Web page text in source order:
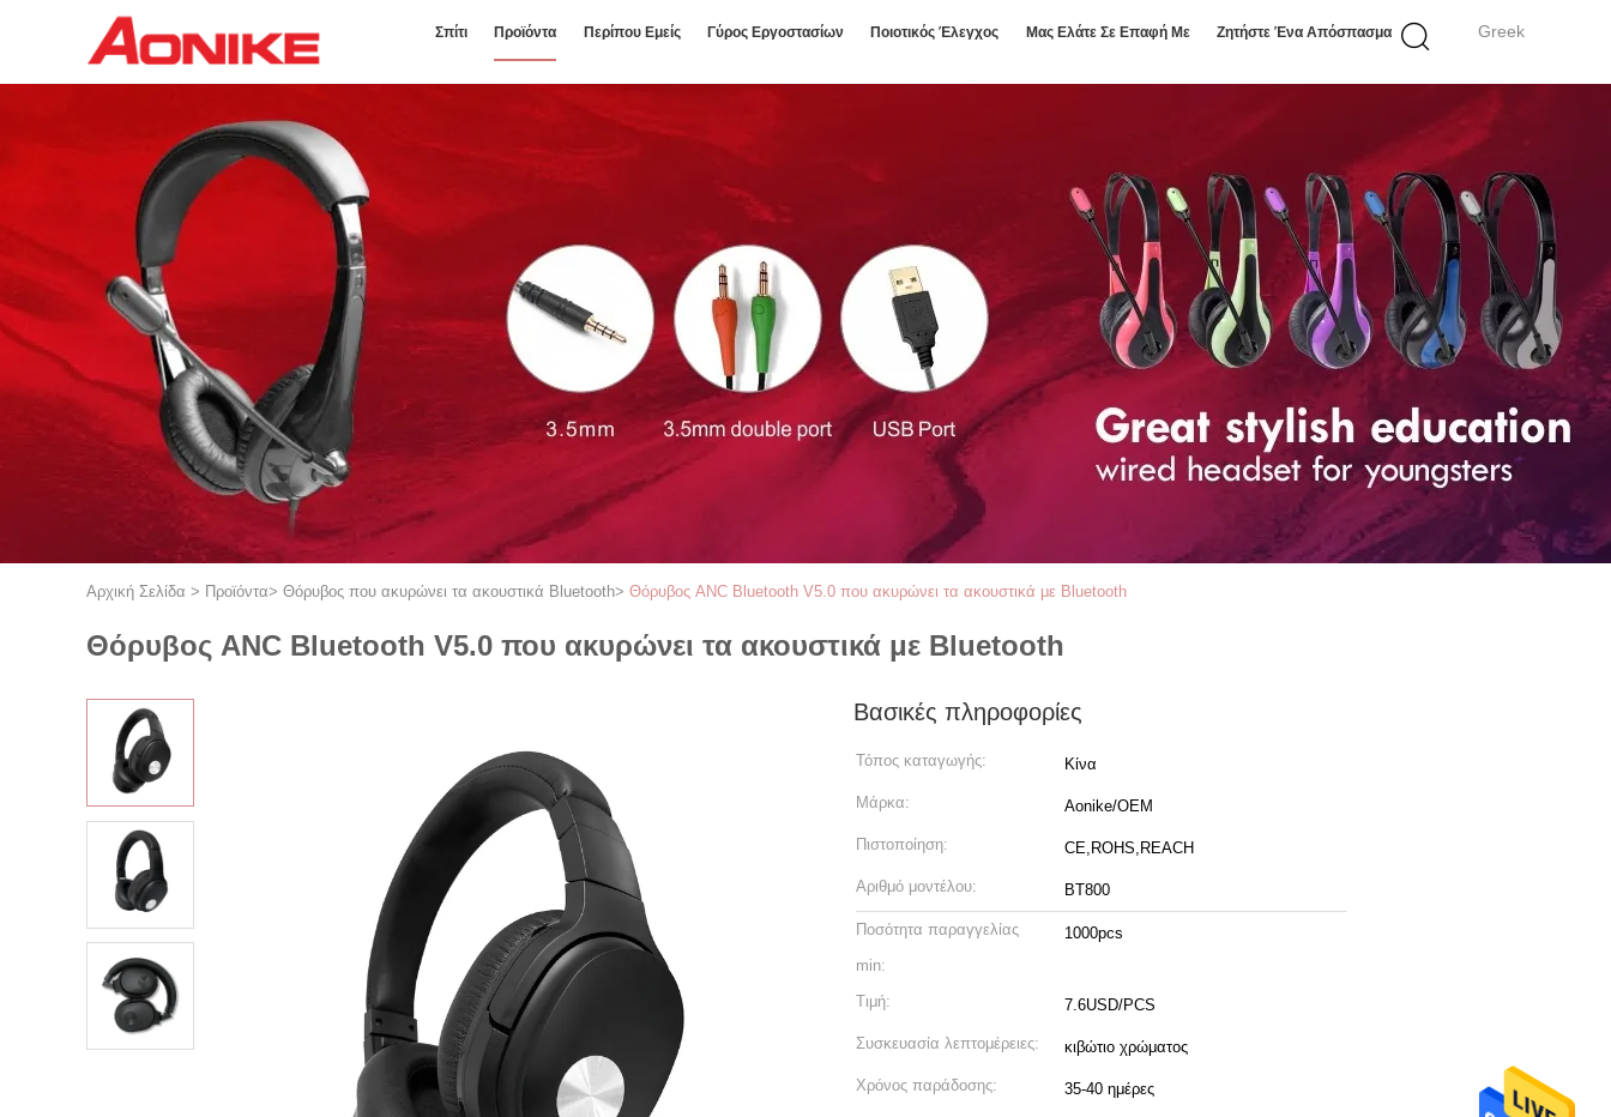
Greek
Σπίτι Προϊόντα Περίπου Εμείς Γύρος Εργοστασίων Ποιοτικός Έλεγχος Μας Ελάτε Σε Επαφή Με Ζητήστε Ένα Απόσπασμα
Αρχική Σελίδα > Προϊόντα> Θόρυβος που ακυρώνει τα ακουστικά Bluetooth> Θόρυβος ANC Bluetooth V5.0 που ακυρώνει τα ακουστικά με Bluetooth
Θόρυβος ANC Bluetooth V5.0 που ακυρώνει τα ακουστικά με Bluetooth
Βασικές πληροφορίες
Τόπος καταγωγής: Κίνα
Μάρκα: Aonike/OEM
Πιστοποίηση: CE,ROHS,REACH
Αριθμό μοντέλου: BT800
Ποσότητα παραγγελίας
min:
1000pcs
Τιμή: 7.6USD/PCS
Συσκευασία λεπτομέρειες: κιβώτιο χρώματος
Χρόνος παράδοσης: 35-40 ημέρες